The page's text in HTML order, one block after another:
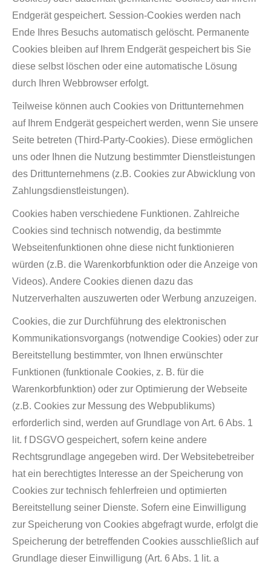
Endgerät gespeichert. Session-Cookies werden nach
Ende Ihres Besuchs automatisch gelöscht. Permanente
Cookies bleiben auf Ihrem Endgerät gespeichert bis Sie
diese selbst löschen oder eine automatische Lösung
durch Ihren Webbrowser erfolgt.
Teilweise können auch Cookies von Drittunternehmen
auf Ihrem Endgerät gespeichert werden, wenn Sie unsere
Seite betreten (Third-Party-Cookies). Diese ermöglichen
uns oder Ihnen die Nutzung bestimmter Dienstleistungen
des Drittunternehmens (z.B. Cookies zur Abwicklung von
Zahlungsdienstleistungen).
Cookies haben verschiedene Funktionen. Zahlreiche
Cookies sind technisch notwendig, da bestimmte
Webseitenfunktionen ohne diese nicht funktionieren
würden (z.B. die Warenkorbfunktion oder die Anzeige von
Videos). Andere Cookies dienen dazu das
Nutzerverhalten auszuwerten oder Werbung anzuzeigen.
Cookies, die zur Durchführung des elektronischen
Kommunikationsvorgangs (notwendige Cookies) oder zur
Bereitstellung bestimmter, von Ihnen erwünschter
Funktionen (funktionale Cookies, z. B. für die
Warenkorbfunktion) oder zur Optimierung der Webseite
(z.B. Cookies zur Messung des Webpublikums)
erforderlich sind, werden auf Grundlage von Art. 6 Abs. 1
lit. f DSGVO gespeichert, sofern keine andere
Rechtsgrundlage angegeben wird. Der Websitebetreiber
hat ein berechtigtes Interesse an der Speicherung von
Cookies zur technisch fehlerfreien und optimierten
Bereitstellung seiner Dienste. Sofern eine Einwilligung
zur Speicherung von Cookies abgefragt wurde, erfolgt die
Speicherung der betreffenden Cookies ausschließlich auf
Grundlage dieser Einwilligung (Art. 6 Abs. 1 lit. a